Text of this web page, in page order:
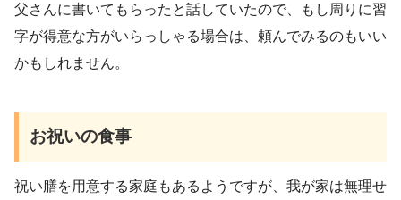
父さんに書いてもらったと話していたので、もし周りに習
字が得意な方がいらっしゃる場合は、頼んでみるのもいい
かもしれません。
お祝いの食事
祝い膳を用意する家庭もあるようですが、我が家は無理せ